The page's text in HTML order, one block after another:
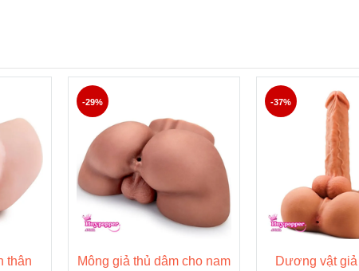
thân
Mông giả thủ dâm cho nam
-29%
Dương vật
-37%